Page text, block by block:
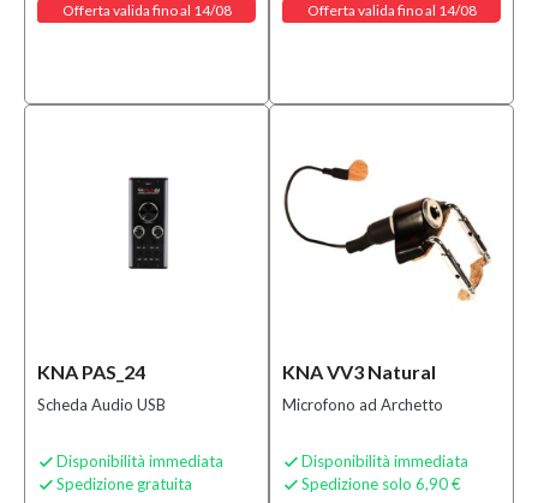
Offerta valida fino al 14/08 Offerta valida fino al 14/08
KNA PAS_24
Scheda Audio USB
 Disponibilità immediata
 Spedizione gratuita
KNA VV3 Natural
Microfono ad Archetto
 Disponibilità immediata
 Spedizione solo 6,90 €